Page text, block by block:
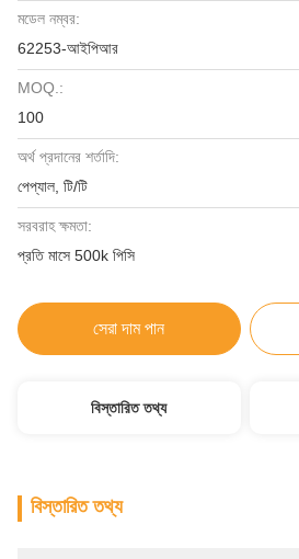
মডেল নম্বর:
62253-আইপিআর
MOQ.:
100
অর্থ প্রদানের শর্তাদি:
পেপ্যাল, টি/টি
সরবরাহ ক্ষমতা:
প্রতি মাসে 500k পিসি
সেরা দাম পান
বিস্তারিত তথ্য
বিস্তারিত তথ্য